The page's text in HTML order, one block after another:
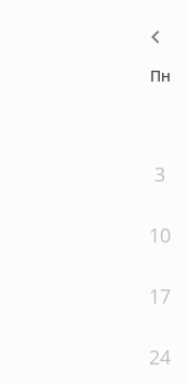
Пн
3
10
17
24